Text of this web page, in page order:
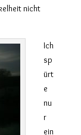
nicht
Ich
sp
ürt
e
nu
r
ein